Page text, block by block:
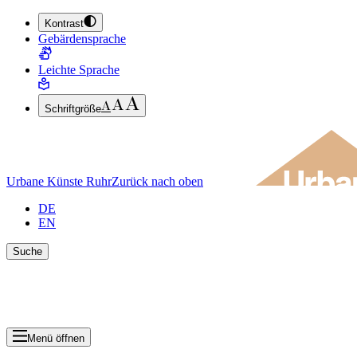
ZUM HAUPTINHALT SPRINGEN (ENTER DRÜCKEN)
ZUM FUSSBEREICH SPRINGEN (ENTER DRÜCKEN)
Kontrast
Gebärdensprache
Leichte Sprache
Schriftgröße
Urbane Künste RuhrZurück nach oben
DE
EN
Suche
Menü öffnen